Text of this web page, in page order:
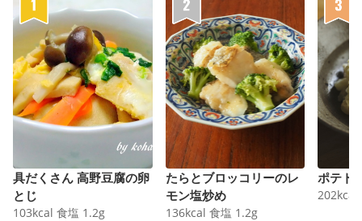
具だくさん 高野豆腐の卵
とじ
103kcal 食塩 1.2g
たらとブロッコリーのレ
モン塩炒め
136kcal 食塩 1.2g
ポテト
202kcal